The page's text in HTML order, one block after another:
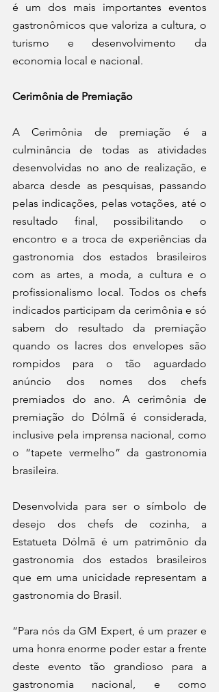
é um dos mais importantes eventos
gastronômicos que valoriza a cultura, o
turismo e desenvolvimento da
economia local e nacional.
Cerimônia de Premiação
A Cerimônia de premiação é a
culminância de todas as atividades
desenvolvidas no ano de realização, e
abarca desde as pesquisas, passando
pelas indicações, pelas votações, até o
resultado final, possibilitando o
encontro e a troca de experiências da
gastronomia dos estados brasileiros
com as artes, a moda, a cultura e o
profissionalismo local. Todos os chefs
indicados participam da cerimônia e só
sabem do resultado da premiação
quando os lacres dos envelopes são
rompidos para o tão aguardado
anúncio dos nomes dos chefs
premiados do ano. A cerimônia de
premiação do Dólmã é considerada,
inclusive pela imprensa nacional, como
o “tapete vermelho” da gastronomia
brasileira.
Desenvolvida para ser o símbolo de
desejo dos chefs de cozinha, a
Estatueta Dólmã é um patrimônio da
gastronomia dos estados brasileiros
que em uma unicidade representam a
gastronomia do Brasil.
“Para nós da GM Expert, é um prazer e
uma honra enorme poder estar a frente
deste evento tão grandioso para a
gastronomia nacional, e como